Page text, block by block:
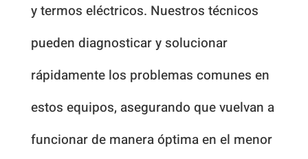
y termos eléctricos. Nuestros técnicos
pueden diagnosticar y solucionar
rápidamente los problemas comunes en
estos equipos, asegurando que vuelvan a
funcionar de manera óptima en el menor